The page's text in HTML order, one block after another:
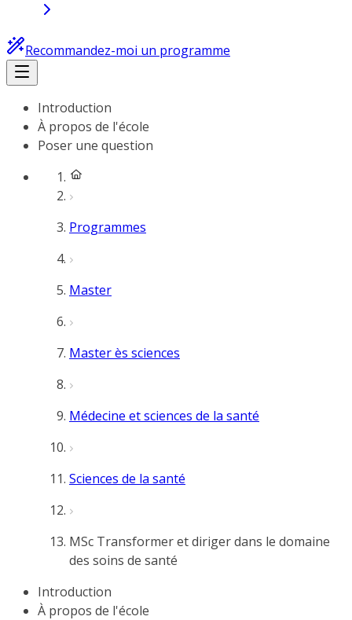
Recommandez-moi un programme
Introduction
À propos de l'école
Poser une question
Programmes
Master
Master ès sciences
Médecine et sciences de la santé
Sciences de la santé
MSc Transformer et diriger dans le domaine
des soins de santé
Introduction
À propos de l'école